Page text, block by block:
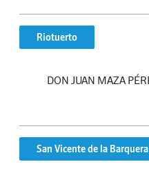
Riotuerto
DON JUAN MAZA
San Vicente de la Barquera